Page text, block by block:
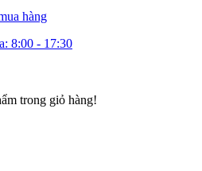
hàng
8:00 - 17:30
trong giỏ hàng!